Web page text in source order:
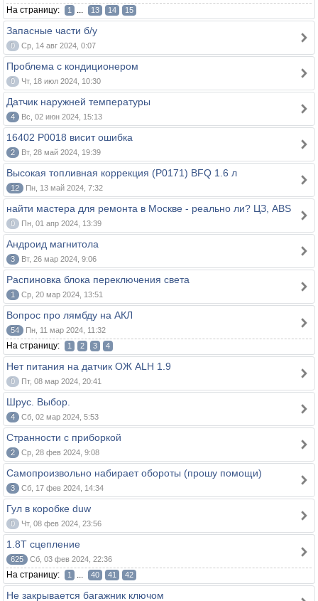
На страницу: 1 ... 13 14 15
Запасные части б/у
0 Ср, 14 авг 2024, 0:07
Проблема с кондиционером
0 Чт, 18 июл 2024, 10:30
Датчик наружней температуры
4 Вс, 02 июн 2024, 15:13
16402 P0018 висит ошибка
2 Вт, 28 май 2024, 19:39
Высокая топливная коррекция (P0171) BFQ 1.6 л
12 Пн, 13 май 2024, 7:32
найти мастера для ремонта в Москве - реально ли? ЦЗ, ABS
0 Пн, 01 апр 2024, 13:39
Андроид магнитола
3 Вт, 26 мар 2024, 9:06
Распиновка блока переключения света
1 Ср, 20 мар 2024, 13:51
Вопрос про лямбду на АКЛ
54 Пн, 11 мар 2024, 11:32
На страницу: 1 2 3 4
Нет питания на датчик ОЖ ALH 1.9
0 Пт, 08 мар 2024, 20:41
Шрус. Выбор.
4 Сб, 02 мар 2024, 5:53
Странности с приборкой
2 Ср, 28 фев 2024, 9:08
Самопроизвольно набирает обороты (прошу помощи)
3 Сб, 17 фев 2024, 14:34
Гул в коробке duw
0 Чт, 08 фев 2024, 23:56
1.8T сцепление
625 Сб, 03 фев 2024, 22:36
На страницу: 1 ... 40 41 42
Не закрывается багажник ключом